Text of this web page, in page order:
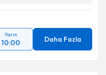
Yarın
10:00 Daha Fazla